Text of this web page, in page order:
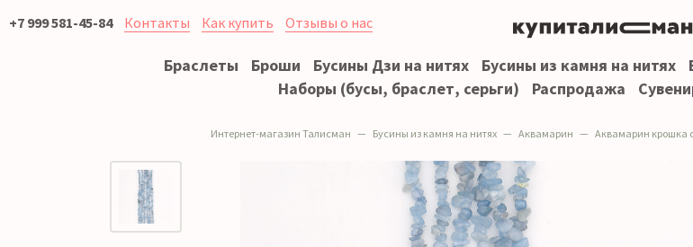
+7 999 581-45-84 Контакты Как купить Отзывы о нас
Браслеты Броши Бусины Дзи на нитях Бусины из камня на нитях
Наборы (бусы, браслет, серьги)
Распродажа
Интернет-магазин Талисман Бусины из камня на нитях Аквамарин Аквамарин крошка